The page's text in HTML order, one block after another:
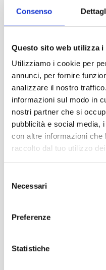
Consenso
Questo sito web utilizza i
Utilizziamo i cookie per
annunci, per fornire
analizzare il nostro
informazioni sul modo in
nostri partner che si
pubblicità e social media,
con altre informazioni che
raccolto dal tuo utilizzo
delNecessari
Preferenze
Statistiche